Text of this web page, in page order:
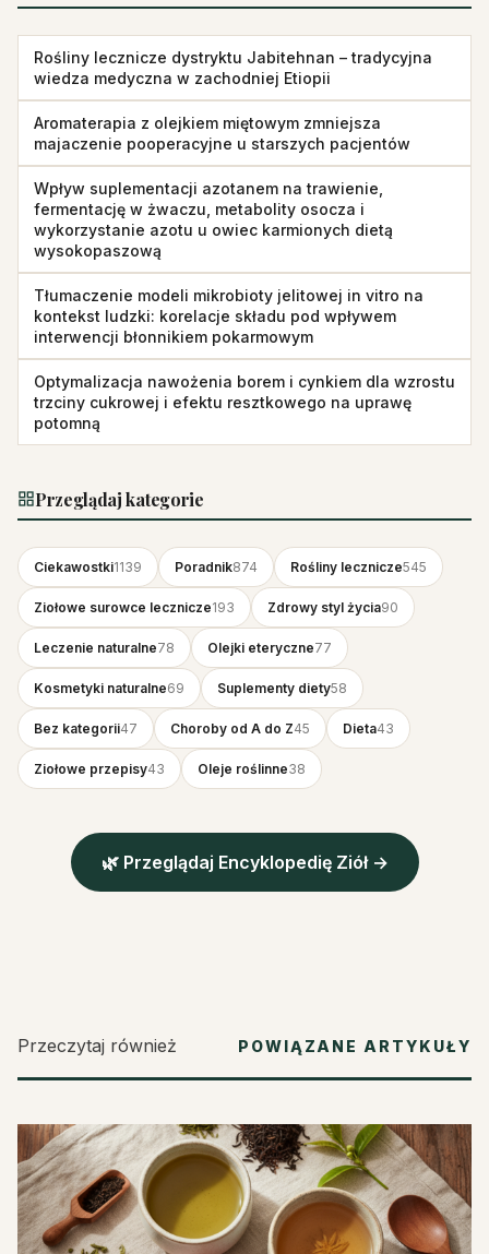
Rośliny lecznicze dystryktu Jabitehnan – tradycyjna
wiedza medyczna w zachodniej Etiopii
Aromaterapia z olejkiem miętowym zmniejsza
majaczenie pooperacyjne u starszych pacjentów
Wpływ suplementacji azotanem na trawienie,
fermentację w żwaczu, metabolity osocza i
wykorzystanie azotu u owiec karmionych dietą
wysokopaszową
Tłumaczenie modeli mikrobioty jelitowej in vitro na
kontekst ludzki: korelacje składu pod wpływem
interwencji błonnikiem pokarmowym
Optymalizacja nawożenia borem i cynkiem dla wzrostu
trzciny cukrowej i efektu resztkowego na uprawę
potomną
Przeglądaj kategorie
Ciekawostki1139 Poradnik874 Rośliny lecznicze545
Ziołowe surowce lecznicze193 Zdrowy styl życia90
Leczenie naturalne78 Olejki eteryczne77
Kosmetyki naturalne69 Suplementy diety58
Bez kategorii47 Choroby od A do Z45 Dieta43
Ziołowe przepisy43 Oleje roślinne38
🌿 Przeglądaj Encyklopedię Ziół →
Przeczytaj również POWIĄZANE ARTYKUŁY